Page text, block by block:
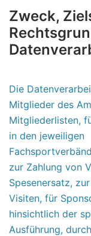
Zweck,
Die
Mitglieder des
Mitgliederlisten,
in den jeweiligen
zur Zahlung von
Spesenersatz,
Visiten, für
hinsichtlich der
Ausführung,